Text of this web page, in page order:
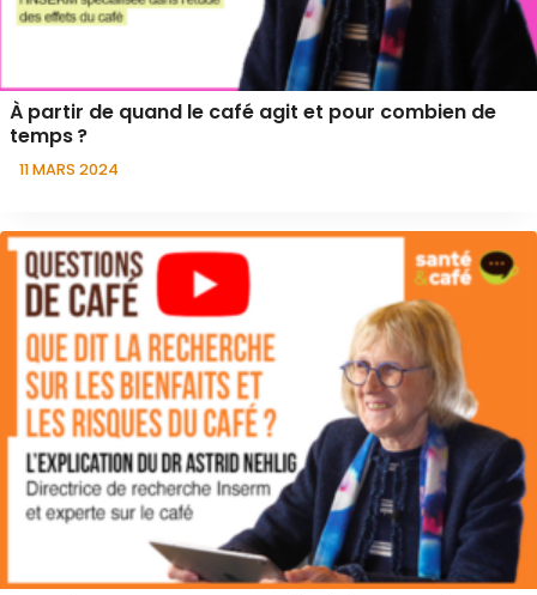
À partir de quand le café agit et pour combien de
temps ?
11 MARS 2024